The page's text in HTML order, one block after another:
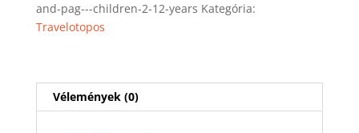
islands
Pag
-
and-pag---children-2-12-years Kategória:
Travelotopos
Vélemények (0)